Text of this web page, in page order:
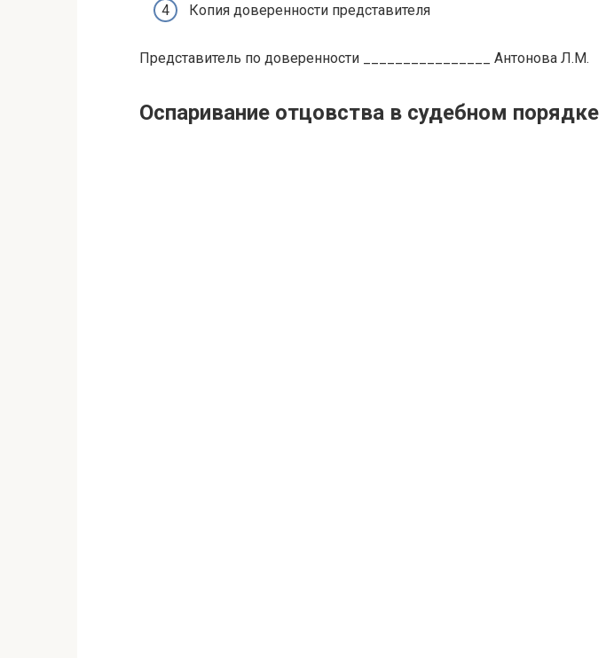
Копия доверенности представителя
Представитель по доверенности ________________ Антонова Л.М.
Оспаривание отцовства в судебном порядке